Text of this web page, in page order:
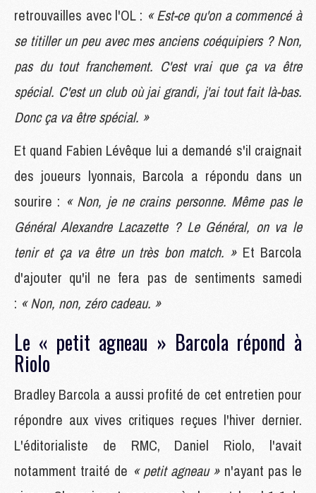
retrouvailles avec l'OL : « Est-ce qu'on a commencé à
se titiller un peu avec mes anciens coéquipiers ? Non,
pas du tout franchement. C'est vrai que ça va être
spécial. C'est un club où jai grandi, j'ai tout fait là-bas.
Donc ça va être spécial. »
Et quand Fabien Lévêque lui a demandé s'il craignait
des joueurs lyonnais, Barcola a répondu dans un
sourire : « Non, je ne crains personne. Même pas le
Général Alexandre Lacazette ? Le Général, on va le
tenir et ça va être un très bon match. »Et Barcola
d'ajouter qu'il ne fera pas de sentiments samedi
: « Non, non, zéro cadeau. »
Le « petit agneau » Barcola répond à
Riolo
Bradley Barcola a aussi profité de cet entretien pour
répondre aux vives critiques reçues l'hiver dernier.
L'éditorialiste de RMC, Daniel Riolo, l'avait
notamment traité de « petit agneau »n'ayant pas le